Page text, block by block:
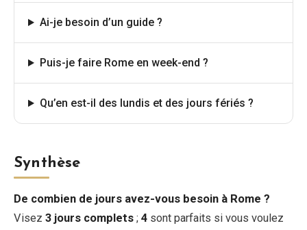
Ai-je besoin d’un guide ?
Puis-je faire Rome en week-end ?
Qu’en est-il des lundis et des jours fériés ?
Synthèse
De combien de jours avez-vous besoin à Rome ?
Visez 3 jours complets ; 4 sont parfaits si vous voulez